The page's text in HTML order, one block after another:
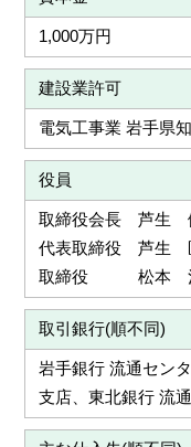
1,000万円
建設業許可
電気工事業 岩手県
役員
取締役会長 芦生
代表取締役 芦生
取締役 松本
取引銀行(順不同)
岩手銀行 流通セン
支店、東北銀行 流